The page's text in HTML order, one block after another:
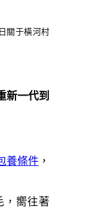
關于橫河村
新一代到
養條件 ，
嚮往著